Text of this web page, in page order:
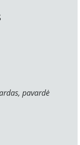
pavardė